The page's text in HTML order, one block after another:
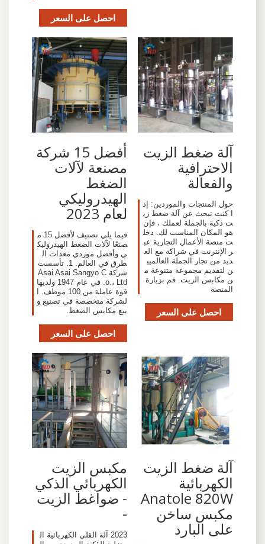
احصل على السعر
آلة ضغط الزيت
الاحترافية
والفعالة
حول المنتجات والموردين: إذ
ا كنت تبحث عن آلة ضغط زي
ت ذكية بالجملة لعملك ، فإن
هو المكان المناسب لك. دخل
ت منصة الأعمال التجارية عب
ر الإنترنت في شراكة مع الع
ديد من تجار الجملة العالميي
ن لتقديم مجموعة متنوعة م
ن مكابس الزيت. قم بزيارة
المنصة
احصل على السعر
أفضل 15 شركة
مصنعة لآلات
الضغط
الهيدروليكي
لعام 2023
فيما يلي تصنيف لأفضل 15 م
صنعًا لآلات الضغط الهيدروليك
ي وأفضل موردي معدات ال
طرق في العالم. 1. تأسست
شركة Asai Asai Sangyo C
o.، Ltd. في عام 1947 ولديها
قوة عاملة من 100 موظف. ا
لشركة متخصصة في تصنيع و
بيع مكابس الضغط.
احصل على السعر
آلة ضغط الزيت
الكهربائية
Anatole 820W
مكبس ساخن
على البارد
مكبس الزيت
الكهربائي الذكي
- ضواغط الزيت
-
2023 آلة القلي الكهربائية ال